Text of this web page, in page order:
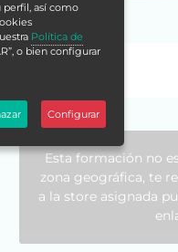
Esta formación no
zona geográfica, te
a la store asignada
perfil, así como
Política de
o bien configurar
Configurar